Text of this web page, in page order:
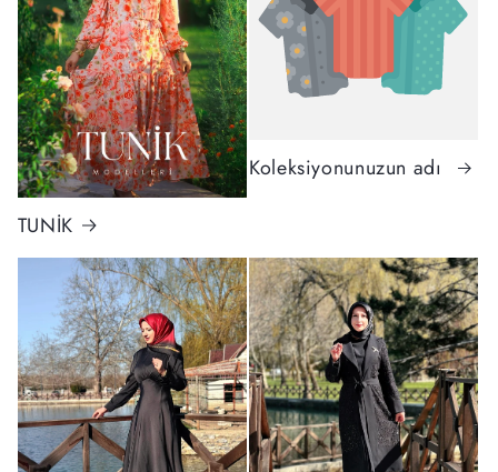
TUNİK
Koleksiyonunuzun adı